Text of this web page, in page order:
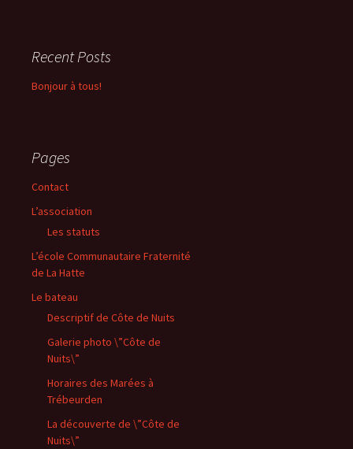
Recent Posts
Bonjour à tous!
Pages
Contact
L’association
Les statuts
L’école Communautaire Fraternité
de La Hatte
Le bateau
Descriptif de Côte de Nuits
Galerie photo \”Côte de
Nuits\”
Horaires des Marées à
Trébeurden
La découverte de \”Côte de
Nuits\”